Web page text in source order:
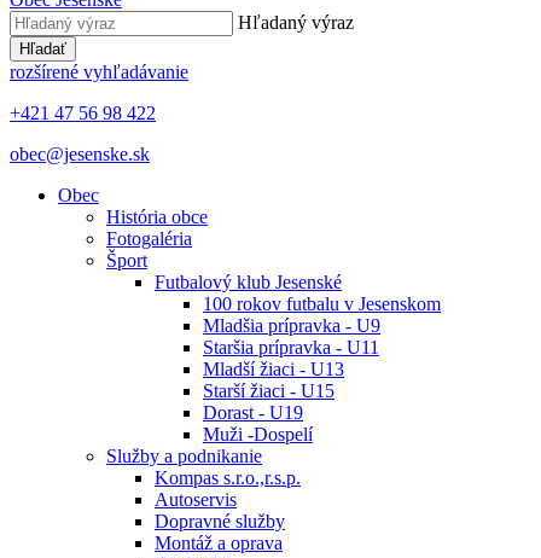
Hľadaný výraz
Hľadať
rozšírené vyhľadávanie
+421 47 56 98 422
obec@jesenske.sk
Obec
História obce
Fotogaléria
Šport
Futbalový klub Jesenské
100 rokov futbalu v Jesenskom
Mladšia prípravka - U9
Staršia prípravka - U11
Mladší žiaci - U13
Starší žiaci - U15
Dorast - U19
Muži -Dospelí
Služby a podnikanie
Kompas s.r.o.,r.s.p.
Autoservis
Dopravné služby
Montáž a oprava